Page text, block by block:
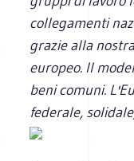
collegamenti
grazie alla
europeo. Il
beni comuni.
federale,